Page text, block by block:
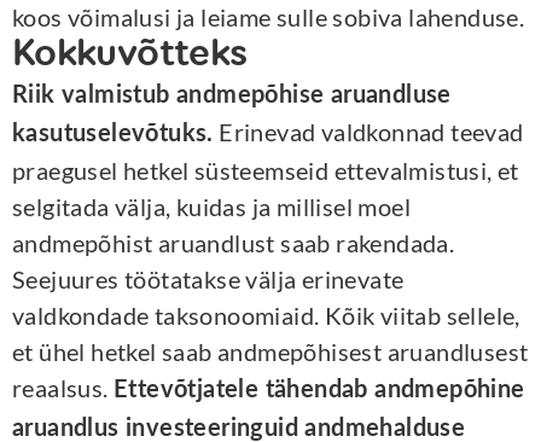
koos võimalusi ja leiame sulle sobiva lahenduse.
Kokkuvõtteks
Riik valmistub andmepõhise aruandluse
kasutuselevõtuks. Erinevad valdkonnad teevad
praegusel hetkel süsteemseid ettevalmistusi, et
selgitada välja, kuidas ja millisel moel
andmepõhist aruandlust saab rakendada.
Seejuures töötatakse välja erinevate
valdkondade taksonoomiaid. Kõik viitab sellele,
et ühel hetkel saab andmepõhisest aruandlusest
reaalsus. Ettevõtjatele tähendab andmepõhine
aruandlus investeeringuid andmehalduse